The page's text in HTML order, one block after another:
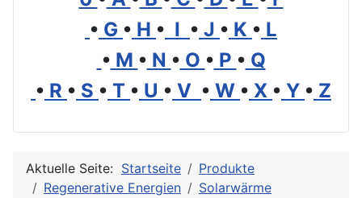
• G • H • I • J • K • L
• M • N • O • P • Q
• R • S • T • U • V • W • X • Y • Z
Aktuelle Seite: Startseite
Produkte
Regenerative Energien
Solarwärme